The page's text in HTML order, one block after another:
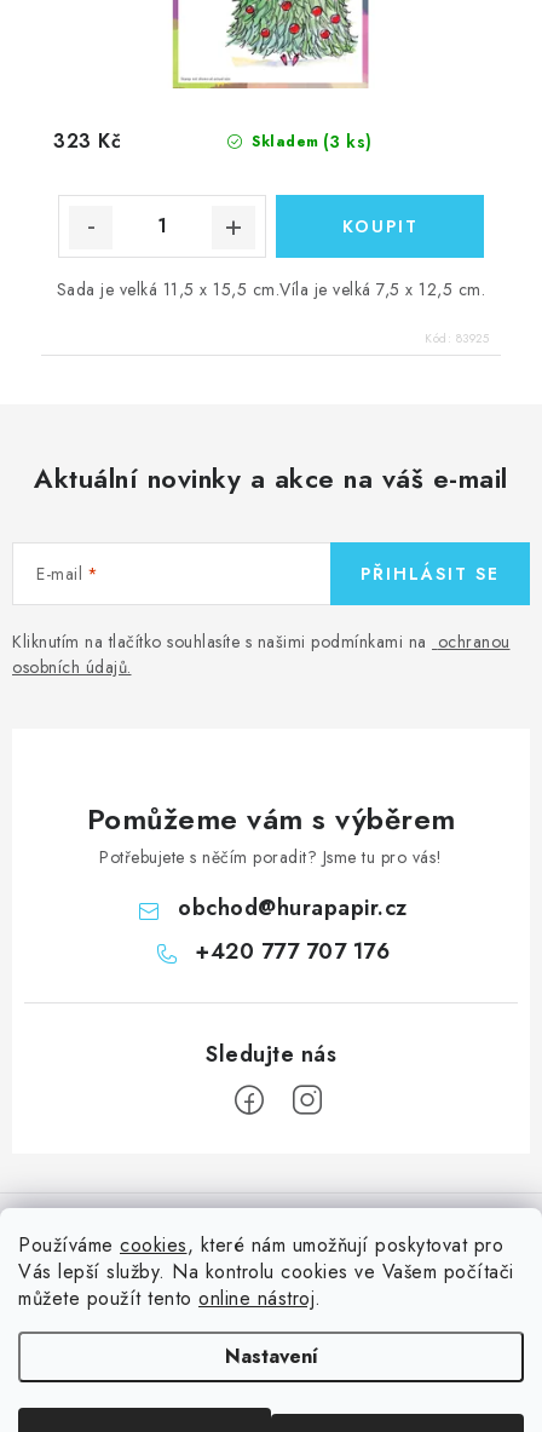
Používáme cookies, které nám umožňují poskytovat pro
Vás lepší služby. Na kontrolu cookies ve Vašem počítači
můžete použít tento online nástroj.
Nastavení
Skladem (3 ks)
323 Kč
Sada je velká 11,5 x 15,5 cm.Víla je velká 7,5 x 12,5 cm.
Kód: 83925
Aktuální novinky a akce na váš e-mail
E-mail
Kliknutím na tlačítko souhlasíte s našimi podmínkami na ochranou
osobních údajů.
PŘIHLÁSIT SE
Pomůžeme vám s výběrem
Potřebujete s něčím poradit? Jsme tu pro vás!
obchod@hurapapir.cz
+420 777 707 176
á
Doprava
Oblíbené ♥️
Nepřehlédněte
Blog s nápady a návody
Slovník pojmů, české návody
. Všechna práva vyhrazena.Upravit nastavení